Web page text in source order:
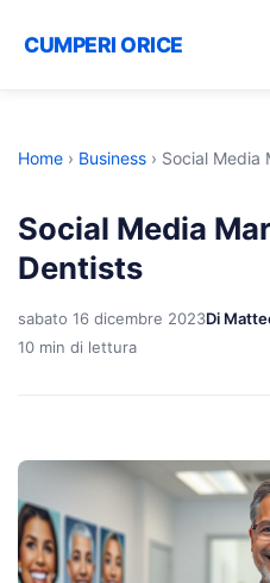
CUMPERI ORICE
Home › Business › Social Media
Social Media
Dentists
sabato 16 dicembre 2023Di
10 min di lettura